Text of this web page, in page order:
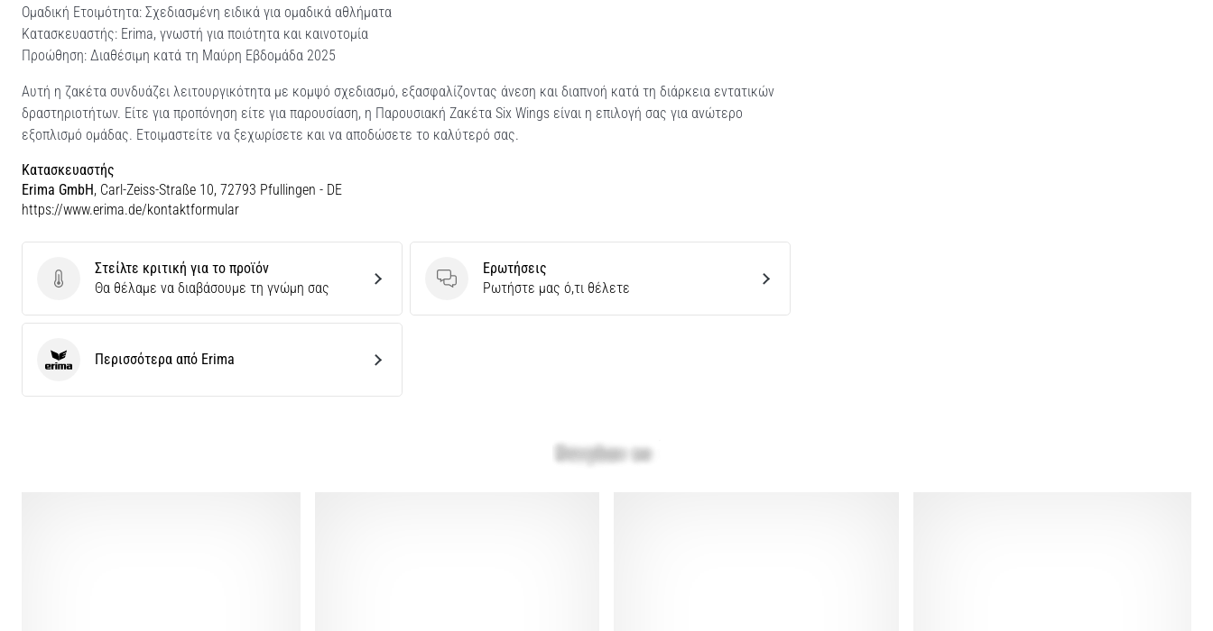
Ομαδική Ετοιμότητα: Σχεδιασμένη ειδικά για ομαδικά αθλήματα
Κατασκευαστής: Erima, γνωστή για ποιότητα και καινοτομία
Προώθηση: Διαθέσιμη κατά τη Μαύρη Εβδομάδα 2025
Αυτή η ζακέτα συνδυάζει λειτουργικότητα με κομψό σχεδιασμό, εξασφαλίζοντας άνεση και διαπνοή κατά τη διάρκεια εντατικών
δραστηριοτήτων. Είτε για προπόνηση είτε για παρουσίαση, η Παρουσιακή Ζακέτα Six Wings είναι η επιλογή σας για ανώτερο
εξοπλισμό ομάδας. Ετοιμαστείτε να ξεχωρίσετε και να αποδώσετε το καλύτερό σας.
Κατασκευαστής
Erima GmbH, Carl-Zeiss-Straße 10, 72793 Pfullingen - DE
https://www.erima.de/kontaktformular
Στείλτε κριτική για το προϊόν
Στείλτε κριτική για το προϊόν
Θα θέλαμε να διαβάσουμε τη γνώμη σας
Ερωτήσεις
Ερωτήσεις
Ρωτήστε μας ό,τι θέλετε
Erima Περισσότερα από Erima